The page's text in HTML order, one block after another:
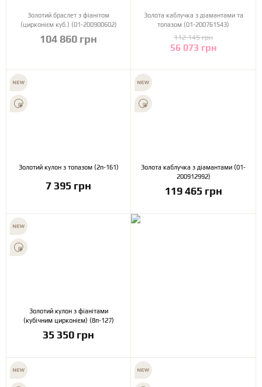
Золотий браслет з фіанітом
(цирконієм куб.) (01-200900602)
104 860 грн
Золота каблучка з діамантами та
топазом (01-200761543)
56 073 грн
112 145 грн
Золотий кулон з топазом (2п-161)
7 395 грн
Золота каблучка з діамантами (01-
200912992)
119 465 грн
Золотий кулон з фіанітами
(кубічним цирконієм) (8п-127)
35 350 грн